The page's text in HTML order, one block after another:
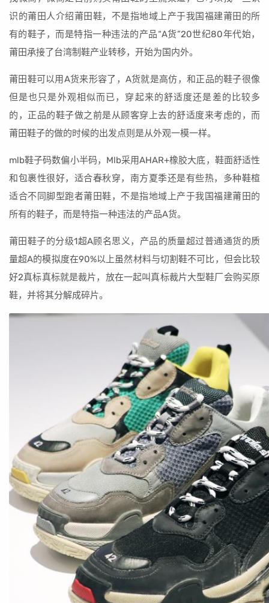
识的莆田人介绍莆田鞋，不是指地域上产于我国福建莆田的所
有的鞋子，而是特指一种违法的产品“A货”20世纪80年代始，
莆田承接了台湾制鞋产业转移，开始为国内外。
莆田鞋可以用A货来形容了，A货就是高仿，和正品的鞋子很像
但是也只是外观相似而已，穿起来的舒适度还是差的比较多
的，正品的鞋子做之前是从顾客穿上去的舒适度来考虑的，而
莆田鞋子的做的时候的出发点则是从外观一模一样。
mlb鞋子码数偏小半码，Mlb采用AHAR+橡胶大底，鞋面舒适性
和包裹性很好，适合春秋穿，南方夏季还是有些热，多种鞋楦
适合不同脚型跑者莆田鞋，不是指地域上产于我国福建莆田的
所有的鞋子，而是特指一种违法的产品A货。
莆田鞋子的分级1超A顾名思义，产品的质量超过普通通货的质
量超A的模拟度在90%以上虽然材料与切割鞋不可比，但会比较
好2真标真标就是裁片，放在一起叫真标裁片大型鞋厂会购买原
鞋，并将其分解成碎片。